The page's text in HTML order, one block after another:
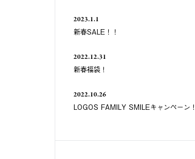
2023.1.1
新春SALE！！
2022.12.31
新春福袋！
2022.10.26
LOGOS FAMILY SMILEキャンペーン！